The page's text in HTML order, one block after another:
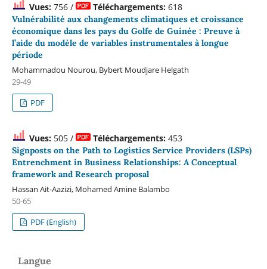
Vues:756 / Téléchargements:618
Vulnérabilité aux changements climatiques et croissance
économique dans les pays du Golfe de Guinée : Preuve à
l’aide du modèle de variables instrumentales à longue
période
Mohammadou Nourou, Bybert Moudjare Helgath
29-49
PDF
Vues:505 / Téléchargements:453
Signposts on the Path to Logistics Service Providers (LSPs)
Entrenchment in Business Relationships: A Conceptual
framework and Research proposal
Hassan Ait-Aazizi, Mohamed Amine Balambo
50-65
PDF (English)
Langue